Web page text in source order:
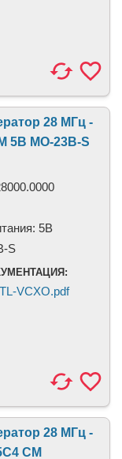
28 МГц -
5В MO-23B-S
5В
S
VCXO.pdf
28 МГц -
CM